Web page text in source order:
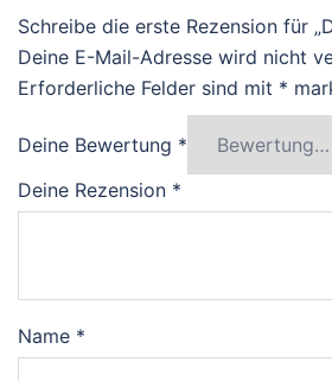
Schreibe die erste Rezension für
Deine E-Mail-Adresse wird nicht
Erforderliche Felder sind mit *
Deine Bewertung *
Deine Rezension *
Name *